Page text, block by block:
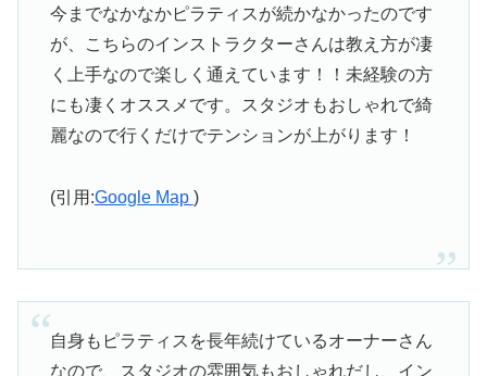
今までなかなかピラティスが続かなかったのです
が、こちらのインストラクターさんは教え方が凄
く上手なので楽しく通えています！！未経験の方
にも凄くオススメです。スタジオもおしゃれで綺
麗なので行くだけでテンションが上がります！
(引用:Google Map )
自身もピラティスを長年続けているオーナーさん
なので、スタジオの雰囲気もおしゃれだし、イン